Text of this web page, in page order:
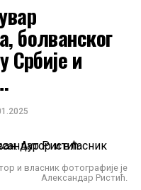
болванског
Србије и
и власник фотографије је
Александар Ристић.